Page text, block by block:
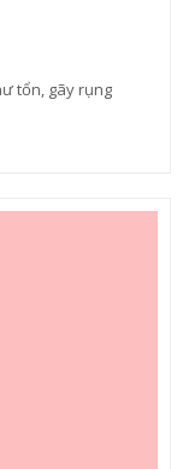
cho tóc hư tổn, gãy rụng